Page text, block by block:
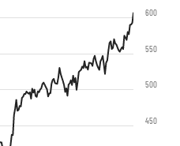
450
500
550
600